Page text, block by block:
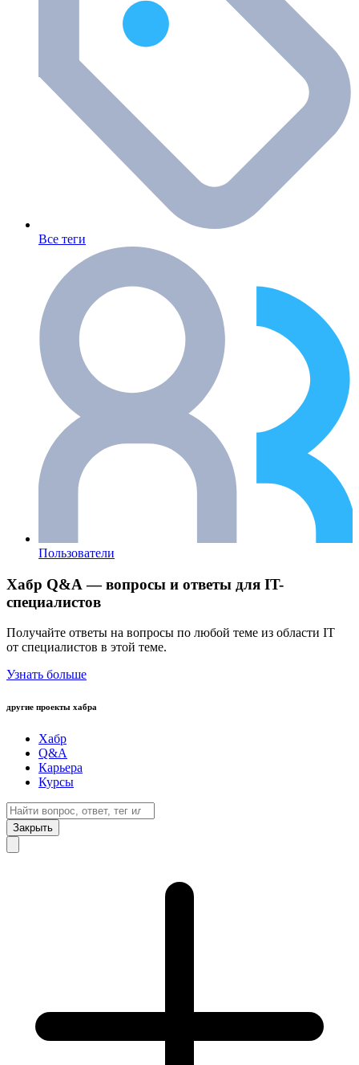
Все теги
Пользователи
Хабр Q&A — вопросы и ответы для IT-
специалистов
Получайте ответы на вопросы по любой теме из области IT
от специалистов в этой теме.
Узнать больше
другие проекты хабра
Хабр
Q&A
Карьера
Курсы
Закрыть